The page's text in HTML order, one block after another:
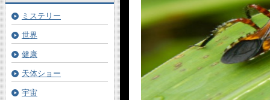
ミステリー
世界
健康
天体ショー
宇宙